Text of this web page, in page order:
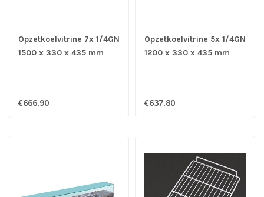
Opzetkoelvitrine 7x 1/4GN
1500 x 330 x 435 mm
€666,90
Opzetkoelvitrine 5x 1/4GN
1200 x 330 x 435 mm
€637,80